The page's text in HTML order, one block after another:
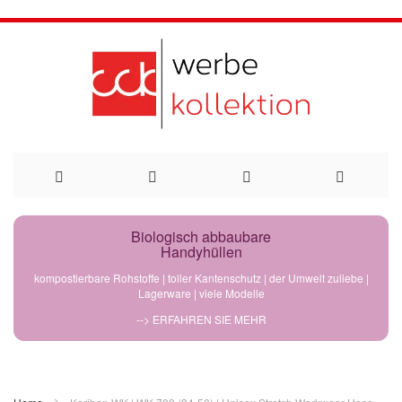
Direkt
Biologisch abbaubare
Handyhüllen
kompostierbare Rohstoffe | toller Kantenschutz | der Umwelt zuliebe |
Lagerware | viele Modelle
--> ERFAHREN SIE MEHR